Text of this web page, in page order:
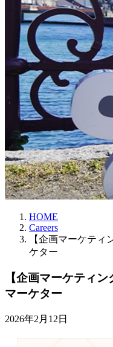
HOME
Careers
【企画マーケティ
ケター
【企画マーケティ
マーケター
2026年2月12日